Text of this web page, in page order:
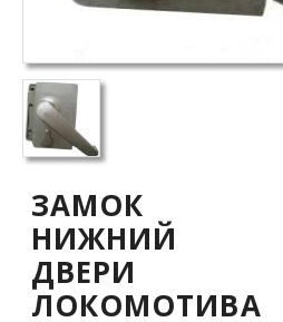
ЗАМОК
НИЖНИЙ
ДВЕРИ
ЛОКОМОТИВА